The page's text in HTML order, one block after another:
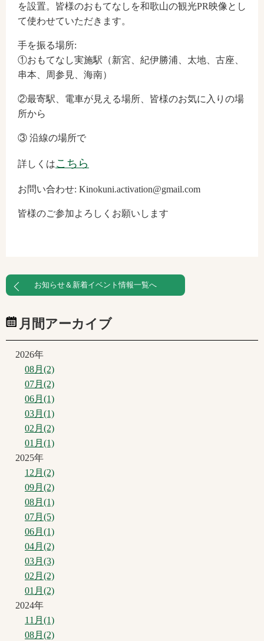
を設置。皆様のおもてなしを和歌山の観光PR映像とし
て使わせていただきます。
手を振る場所:
①おもてなし実施駅（新宮、紀伊勝浦、太地、古座、
串本、周参見、海南）
②最寄駅、電車が見える場所、皆様のお気に入りの場
所から
③ 沿線の場所で
詳しくはこちら
お問い合わせ: Kinokuni.activation@gmail.com
皆様のご参加よろしくお願いします
お知らせ＆新着イベント情報一覧へ
月間アーカイブ
2026年
08月(2)
07月(2)
06月(1)
03月(1)
02月(2)
01月(1)
2025年
12月(2)
09月(2)
08月(1)
07月(5)
06月(1)
04月(2)
03月(3)
02月(2)
01月(2)
2024年
11月(1)
08月(2)